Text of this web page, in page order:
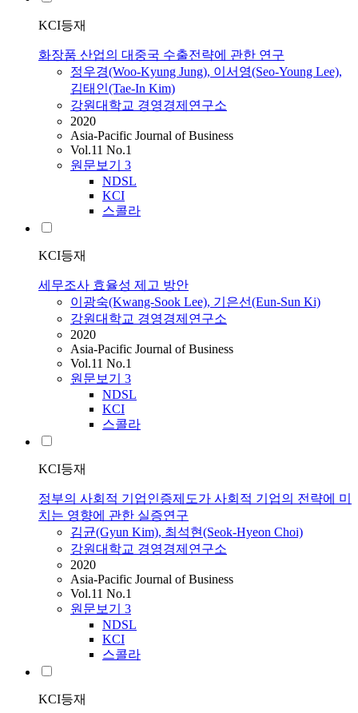
KCI등재
화장품 산업의 대중국 수출전략에 관한 연구
정우경(Woo-Kyung Jung), 이서영(Seo-Young Lee),
김태인(Tae-In Kim)
강원대학교 경영경제연구소
2020
Asia-Pacific Journal of Business
Vol.11 No.1
원문보기 3
NDSL
KCI
스콜라
KCI등재
세무조사 효율성 제고 방안
이광숙(Kwang-Sook Lee), 기은선(Eun-Sun Ki)
강원대학교 경영경제연구소
2020
Asia-Pacific Journal of Business
Vol.11 No.1
원문보기 3
NDSL
KCI
스콜라
KCI등재
정부의 사회적 기업인증제도가 사회적 기업의 전략에 미
치는 영향에 관한 실증연구
김균(Gyun Kim), 최석현(Seok-Hyeon Choi)
강원대학교 경영경제연구소
2020
Asia-Pacific Journal of Business
Vol.11 No.1
원문보기 3
NDSL
KCI
스콜라
KCI등재